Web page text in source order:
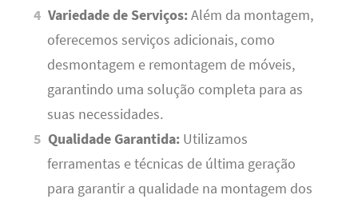
Variedade de Serviços:Além da montagem,
oferecemos serviços adicionais, como
desmontagem e remontagem de móveis,
garantindo uma solução completa para as
suas necessidades.
Qualidade Garantida: Utilizamos
ferramentas e técnicas de última geração
para garantir a qualidade na montagem dos